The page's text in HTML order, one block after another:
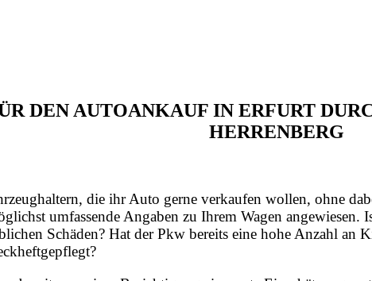
DEN AUTOANKAUF IN ERFURT
HERRENBERG
die ihr Auto gerne verkaufen wollen, ohne
umfassende Angaben zu Ihrem Wagen
Schäden? Hat der Pkw bereits eine hohe Anzahl an